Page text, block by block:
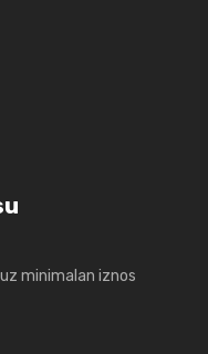
minimalan iznos